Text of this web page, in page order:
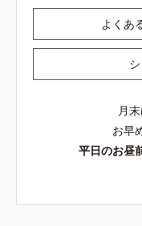
よくあ
月
お早
平日のお昼